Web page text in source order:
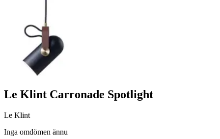
Le Klint Carronade Spotlight
Le Klint
Inga omdömen ännu